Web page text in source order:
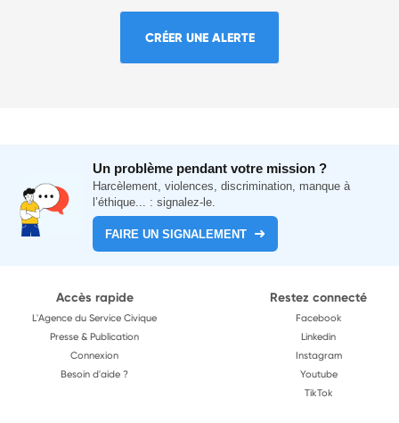
CRÉER UNE ALERTE
Un problème pendant votre mission ?
Harcèlement, violences, discrimination, manque à
l’éthique... : signalez-le.
FAIRE UN SIGNALEMENT
Accès rapide
L'Agence du Service Civique
Presse & Publication
Connexion
Besoin d'aide ?
Restez connecté
Facebook
Linkedin
Instagram
Youtube
TikTok